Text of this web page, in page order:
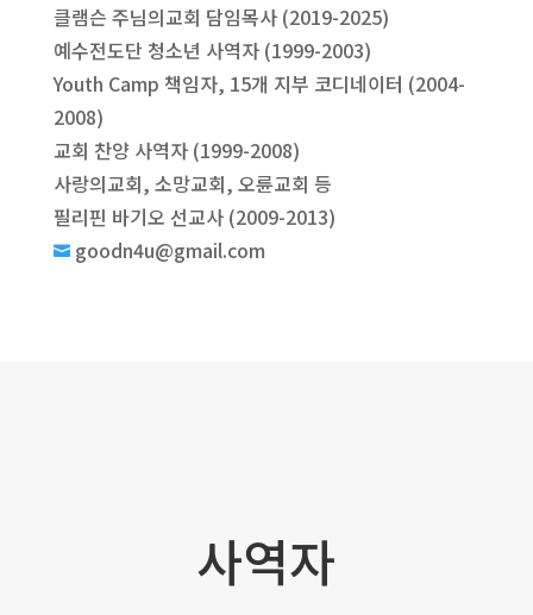
클램슨 주님의교회 담임목사 (2019-2025)
예수전도단 청소년 사역자 (1999-2003)
Youth Camp 책임자, 15개 지부 코디네이터 (2004-
2008)
교회 찬양 사역자 (1999-2008)
사랑의교회, 소망교회, 오륜교회 등
필리핀 바기오 선교사 (2009-2013)
goodn4u@gmail.com
사역자